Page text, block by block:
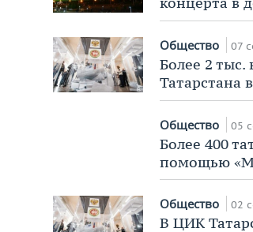
Общество 07
Более 2 тыс.
Татарстана
Общество 05
Более 400
помощью
Общество 02
В ЦИК